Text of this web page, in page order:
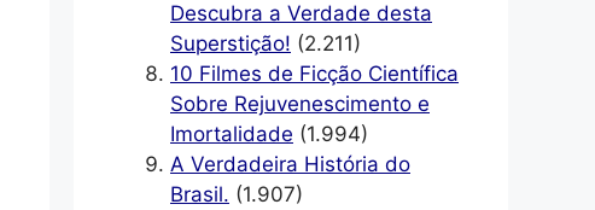
Descubra a Verdade desta
Superstição! (2.211)
10 Filmes de Ficção Científica
Sobre Rejuvenescimento e
Imortalidade (1.994)
A Verdadeira História do
Brasil. (1.907)